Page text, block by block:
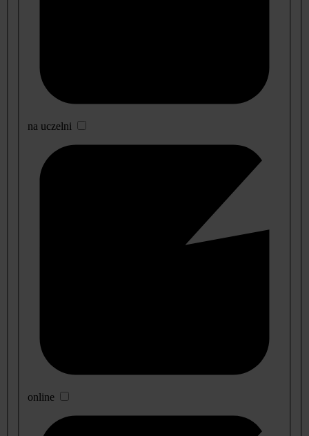
na uczelni
online